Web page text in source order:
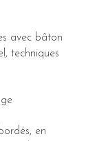
avec bâton
techniques
en